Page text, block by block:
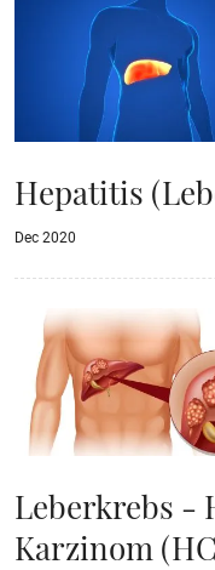
Hepatitis
Dec 2020
Leberkrebs -
Karzinom